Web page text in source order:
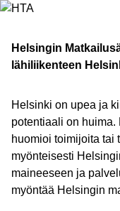
Helsingin
lähiliikenteen
Helsinki on upea ja
potentiaali on
huomioi toimijoita tai
myönteisesti
maineeseen ja
myöntää Helsingin